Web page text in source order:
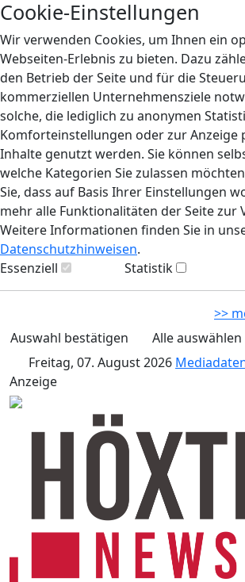
Cookie-Einstellungen
Wir verwenden Cookies, um Ihnen ein
Webseiten-Erlebnis zu bieten. Dazu
den Betrieb der Seite und für die
kommerziellen Unternehmensziele
solche, die lediglich zu anonymen
Komforteinstellungen oder zur Anzeige
Inhalte genutzt werden. Sie können
welche Kategorien Sie zulassen
Sie, dass auf Basis Ihrer Einstellungen
mehr alle Funktionalitäten der Seite zur
Weitere Informationen finden Sie in
Datenschutzhinweisen.
Essenziell
Statistik
>>
Auswahl bestätigen
Alle auswählen
Freitag, 07. August 2026
Anzeige